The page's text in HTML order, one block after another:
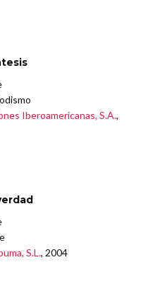
Iberoamericanas, S.A.,
S.L., 2004